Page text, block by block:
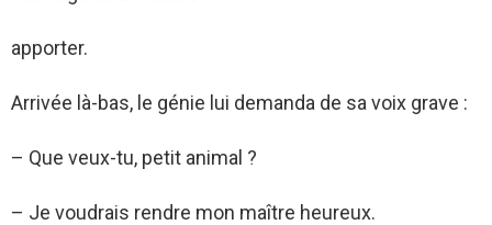
apporter.
Arrivée là-bas, le génie lui demanda de sa voix grave :
– Que veux-tu, petit animal ?
– Je voudrais rendre mon maître heureux.